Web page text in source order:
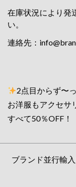
在庫状況により発
い。
連絡先：
2点目からず〜
お洋服もアクセサ
すべて50％OFF！
ブランド並行輸